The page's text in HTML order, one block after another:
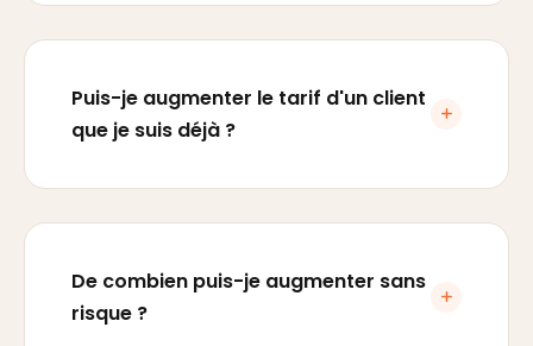
Puis-je augmenter le tarif d'un client
que je suis déjà ?
De combien puis-je augmenter sans
risque ?